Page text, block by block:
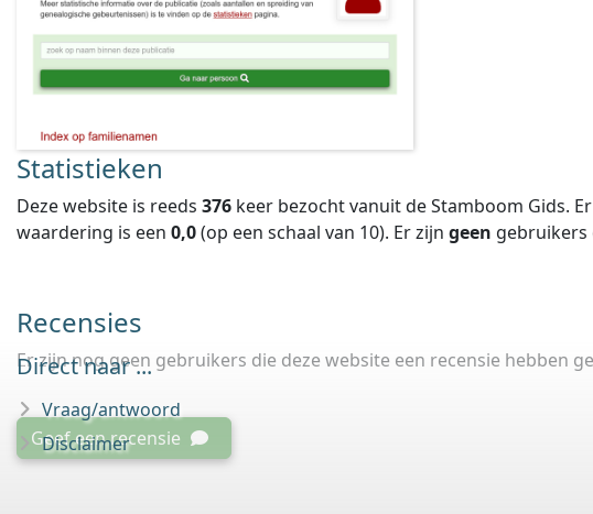
Statistieken
Deze website is reeds 376 keer bezocht vanuit de Stamboom Gids.
waardering is een 0,0(op een schaal van 10). Er zijn geen gebruikers
Recensies
Er zijn nog geen gebruikers die deze website een recensie hebben
Geef een recensie
Direct naar ...
Vraag/antwoord
Disclaimer